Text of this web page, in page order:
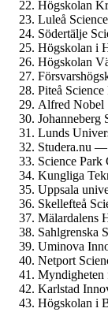
Högskolan
Luleå
Södertälje
Högskolan i
Högskolan
Piteå
Alfred Nobel
Johanneberg
Lunds
Studera.nu
Science
Kungliga
Uppsala
Skellefteå
Mälardalens
Sahlgrenska
Uminova
Netport
Karlstad
Högskolan i